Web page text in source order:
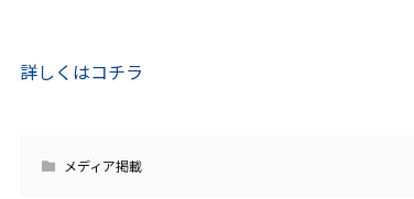
詳しくはコチラ
メディア掲載